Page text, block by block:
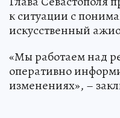
к ситуации с
искусственный
«Мы работаем над
оперативно
изменениях», –